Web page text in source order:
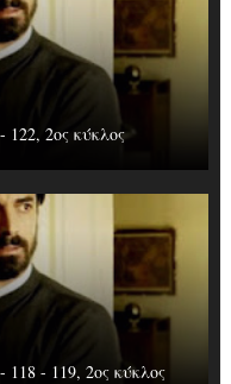
122, 2ος κύκλος
- 119, 2ος κύκλος